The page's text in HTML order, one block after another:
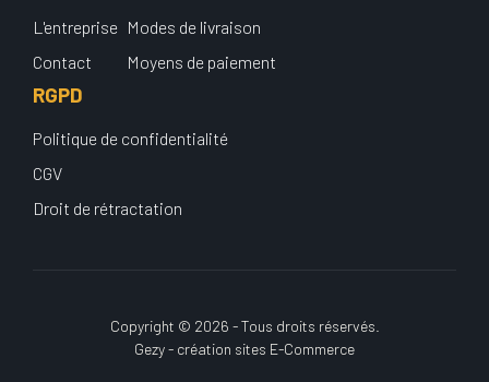
L'entreprise
Contact
Modes de livraison
Moyens de paiement
RGPD
Politique de confidentialité
CGV
Droit de rétractation
Copyright © 2026 - Tous droits réservés.
Gezy - création sites E-Commerce